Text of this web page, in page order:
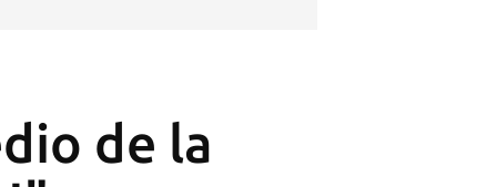
de la